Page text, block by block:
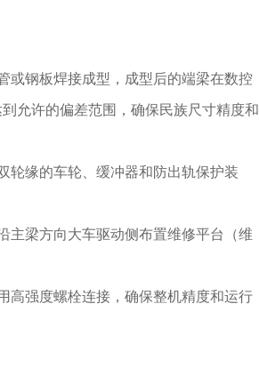
钢板焊接成型，成型后的端梁在数控
允许的偏差范围，确保民族尺寸精度和
缘的车轮、缓冲器和防出轨保护装
梁方向大车驱动侧布置维修平台（维
强度螺栓连接，确保整机精度和运行